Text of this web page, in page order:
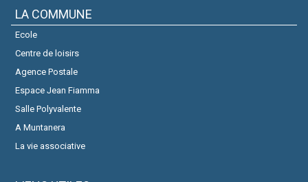
LA COMMUNE
Ecole
Centre de loisirs
Agence Postale
Espace Jean Fiamma
Salle Polyvalente
A Muntanera
La vie associative